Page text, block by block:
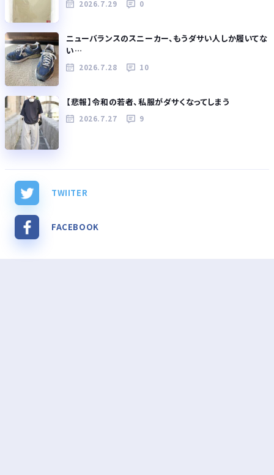
2026.7.29 0
ニューバランスのスニーカー、もうダサい人しか履いてな
い…
2026.7.28 10
【悲報】令和の若者、私服がダサくなってしまう
2026.7.27 9
TWIITER
FACEBOOK